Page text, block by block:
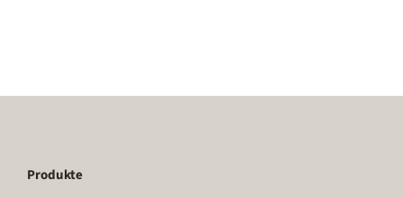
Produkte